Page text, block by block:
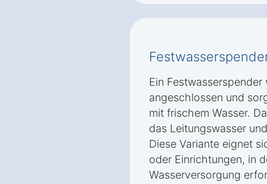
Ein
angeschlossen und
mit frischem Wasser.
das Leitungswasser
Diese Variante eignet
oder Einrichtungen, in
Wasserversorgung